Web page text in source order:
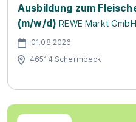
Ausbildung zum
(m/w/d) REWE Markt GmbH
01.08.2026
46514 Schermbeck